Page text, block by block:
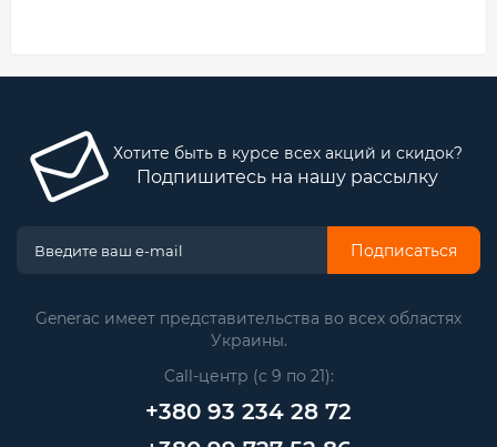
Хотите быть в курсе всех акций и скидок?
Подпишитесь на нашу рассылку
Подписаться
Generac имеет представительства во всех областях
Украины.
Call-центр (с 9 по 21):
+380 93 234 28 72